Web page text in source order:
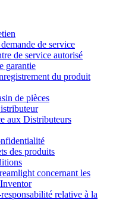
de service
de service autorisé
garantie
du produit
de pièces
aux Distributeurs
des produits
concernant les
relative à la